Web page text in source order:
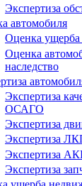
Экспертиза
автомобиля
Оценка ущерба
Оценка
наследство
Экспертиза
ОСАГО
Экспертиза
Экспертиза
Экспертиза
Экспертиза